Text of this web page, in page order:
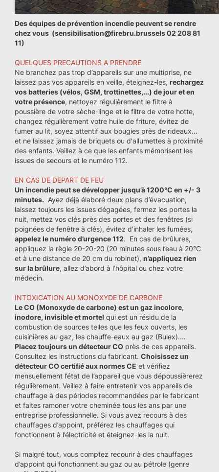
Des équipes de prévention incendie peuvent se rendre
chez vous (sensibilisation@firebru.brussels 02 208 81
11)
QUELQUES PRECAUTIONS A PRENDRE
Ne branchez pas trop d’appareils sur une multiprise, ne
laissez pas vos appareils en veille, éteignez-les, rechargez
vos batteries (vélos, GSM, trottinettes,...) de jour et en
votre présence, nettoyez régulièrement le filtre à
poussière de votre sèche-linge et le filtre de votre hotte,
changez régulièrement votre huile de friture, évitez de
fumer au lit, soyez attentif aux bougies près de rideaux...
et ne laissez jamais de briquets ou d'allumettes à proximité
des enfants. Veillez à ce que les enfants mémorisent les
issues de secours et le numéro 112.
EN CAS DE DEPART DE FEU
Un incendie peut se développer jusqu’à 1200°C en +/- 3
minutes. Ayez déjà élaboré deux plans d’évacuation,
laissez toujours les issues dégagées, fermez les portes la
nuit, mettez vos clés près des portes et des fenêtres (si
poignées de fenêtre à clés), évitez d’inhaler les fumées,
appelez le numéro d’urgence 112. En cas de brûlures,
appliquez la règle 20-20-20 (20 minutes sous l’eau à 20°C
et à une distance de 20 cm du robinet), n’appliquez rien
sur la brûlure, allez d’abord à l’hôpital ou chez votre
médecin.
INTOXICATION AU MONOXYDE DE CARBONE
Le CO (Monoxyde de carbone) est un gaz incolore,
inodore, invisible et mortel qui est un résidu de la
combustion de sources telles que les feux ouverts, les
cuisinières au gaz, les chauffe-eaux au gaz (Bulex)....
Placez toujours un détecteur CO près de ces appareils.
Consultez les instructions du fabricant. Choisissez un
détecteur CO certifié aux normes CE et vérifiez
mensuellement l’état de l’appareil que vous dépoussièrerez
régulièrement. Veillez à faire entretenir vos appareils de
chauffage à des périodes recommandées par le fabricant
et faites ramoner votre cheminée tous les ans par une
entreprise professionnelle. Si vous avez recours à des
chauffages d’appoint, préférez les chauffages qui
fonctionnent à l’électricité et éteignez-les la nuit.
Si malgré tout, vous comptez recourir à des chauffages
d’appoint qui fonctionnent au gaz ou au pétrole (genre